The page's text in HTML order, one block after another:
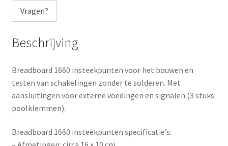
Vragen?
Beschrijving
Breadboard 1660 insteekpunten voor het bouwen en
testen van schakelingen zonder te solderen. Met
aansluitingen voor externe voedingen en signalen (3 stuks
poolklemmen).
Breadboard 1660 insteekpunten specificatie’s: